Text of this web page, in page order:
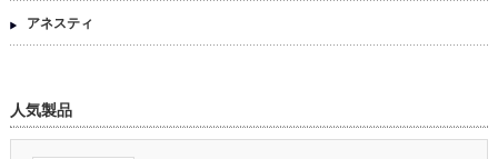
アネスティ
人気製品